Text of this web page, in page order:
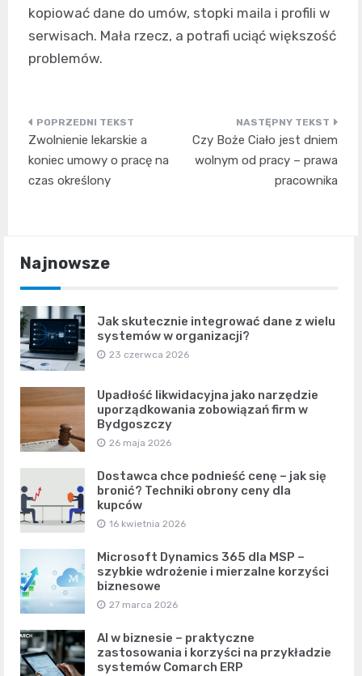
kopiować dane do umów, stopki maila i profili w
serwisach. Mała rzecz, a potrafi uciąć większość
problemów.
Nawigacja
wpisu
Zwolnienie lekarskie a
koniec umowy o pracę na
czas określony
Czy Boże Ciało jest dniem
wolnym od pracy – prawa
pracownika
Najnowsze
Jak skutecznie integrować dane z wielu
systemów w organizacji?
23 czerwca 2026
Upadłość likwidacyjna jako narzędzie
uporządkowania zobowiązań firm w
Bydgoszczy
26 maja 2026
Dostawca chce podnieść cenę – jak się
bronić? Techniki obrony ceny dla
kupców
16 kwietnia 2026
Microsoft Dynamics 365 dla MSP –
szybkie wdrożenie i mierzalne korzyści
biznesowe
27 marca 2026
AI w biznesie – praktyczne
zastosowania i korzyści na przykładzie
systemów Comarch ERP